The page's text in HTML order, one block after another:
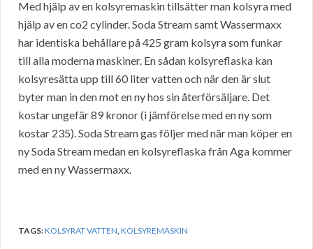
Med hjälp av en kolsyremaskin tillsätter man kolsyra med
hjälp av en co2 cylinder. Soda Stream samt Wassermaxx
har identiska behållare på 425 gram kolsyra som funkar
till alla moderna maskiner. En sådan kolsyreflaska kan
kolsyresätta upp till 60 liter vatten och när den är slut
byter man in den mot en ny hos sin återförsäljare. Det
kostar ungefär 89 kronor (i jämförelse med en ny som
kostar 235). Soda Stream gas följer med när man köper en
ny Soda Stream medan en kolsyreflaska från Aga kommer
med en ny Wassermaxx.
TAGS:KOLSYRAT VATTEN,KOLSYREMASKIN